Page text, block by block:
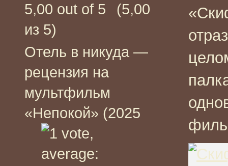
(5,00
из 5)
Отель в никуда —
рецензия на
мультфильм
«Непокой» (2025